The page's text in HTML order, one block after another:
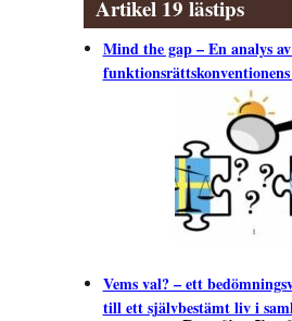
Artikel 19 lästips
Mind the gap – En analys
Vems val? – ett
till ett självbestämt liv i